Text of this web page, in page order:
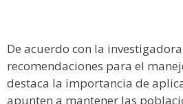
De acuerdo con la
recomendaciones para el
destaca la importancia de
apunten a mantener las